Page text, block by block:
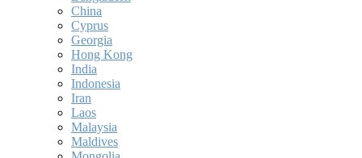
China
Cyprus
Georgia
Hong Kong
India
Indonesia
Iran
Laos
Malaysia
Maldives